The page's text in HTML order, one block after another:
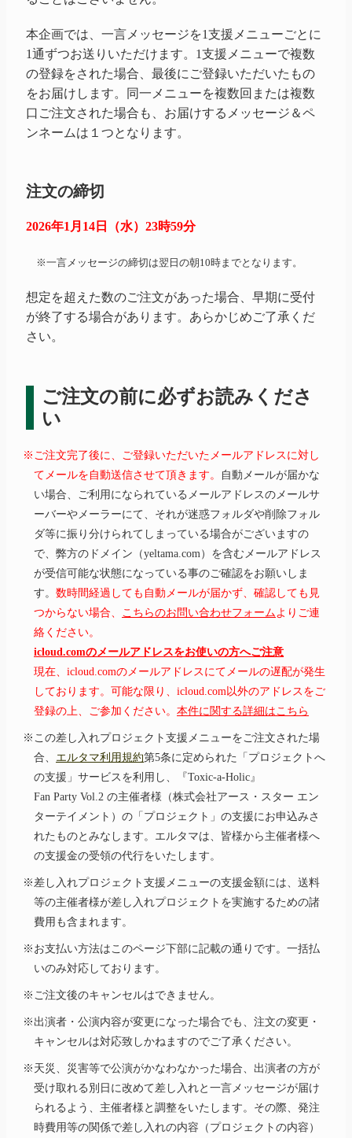
本企画では、一言メッセージを1支援メニューごとに
1通ずつお送りいただけます。1支援メニューで複数
の登録をされた場合、最後にご登録いただいたもの
をお届けします。同一メニューを複数回または複数
口ご注文された場合も、お届けするメッセージ＆ペ
ンネームは１つとなります。
注文の締切
2026年1月14日（水）23時59分
※一言メッセージの締切は翌日の朝10時までとなります。
想定を超えた数のご注文があった場合、早期に受付
が終了する場合があります。あらかじめご了承くだ
さい。
ご注文の前に必ずお読みくださ
い
※ご注文完了後に、ご登録いただいたメールアドレスに対し
てメールを自動送信させて頂きます。
自動メールが届かな
い場合、ご利用になられているメールアドレスのメールサ
ーバーやメーラーにて、それが迷惑フォルダや削除フォル
ダ等に振り分けられてしまっている場合がございますの
で、弊方のドメイン（yeltama.com）を含むメールアドレス
が受信可能な状態になっている事のご確認をお願いしま
す。 数時間経過しても自動メールが届かず、確認しても見
つからない場合、
こちらのお問い合わせフォーム よりご連
絡ください。
icloud.comのメールアドレスをお使いの方へご注意
現在、icloud.comのメールアドレスにてメールの遅配が発生
しております。可能な限り、icloud.com以外のアドレスをご
登録の上、ご参加ください。 本件に関する詳細はこちら
※この差し入れプロジェクト支援メニューをご注文された場
合、 エルタマ利用規約第5条に定められた「プロジェクトへ
の支援」サービスを利用し、
『Toxic-a-Holic』
Fan Party Vol.2 の主催者様（株式会社アース・スター エン
ターテイメント）の「プロジェクト」の支援にお申込みさ
れたものとみなします。エルタマは、皆様から主催者様へ
の支援金の受領の代行をいたします。
※差し入れプロジェクト支援メニューの支援金額には、送料
等の主催者様が差し入れプロジェクトを実施するための諸
費用も含まれます。
※お支払い方法はこのページ下部に記載の通りです。一括払
いのみ対応しております。
※ご注文後のキャンセルはできません。
※出演者・公演内容が変更になった場合でも、注文の変更・
キャンセルは対応致しかねますのでご了承ください。
※天災、災害等で公演がかなわなかった場合、出演者の方が
受け取れる別日に改めて差し入れと一言メッセージが届け
られるよう、主催者様と調整をいたします。その際、発注
時費用等の関係で差し入れの内容（プロジェクトの内容）